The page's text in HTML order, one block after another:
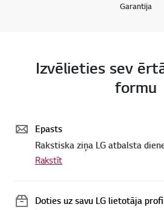
Garantija
Izvēlieties sev
formu
Epasts
Rakstiska ziņa LG atbalsta
Rakstīt
Doties uz savu LG lietotāja